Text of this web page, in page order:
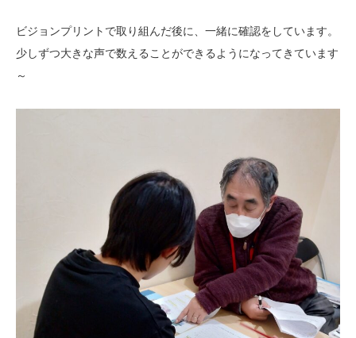
ビジョンプリントで取り組んだ後に、一緒に確認をしています。
少しずつ大きな声で数えることができるようになってきています
～